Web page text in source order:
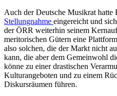
Auch der Deutsche Musikrat hatte
Stellungnahme eingereicht und
der ÖRR weiterhin seinem
meritorischen Gütern eine
also solchen, die der Markt nicht
kann, die aber dem Gemeinwohl
könne zu einer drastischen
Kulturangeboten und zu einem
Diskursräumen führen.